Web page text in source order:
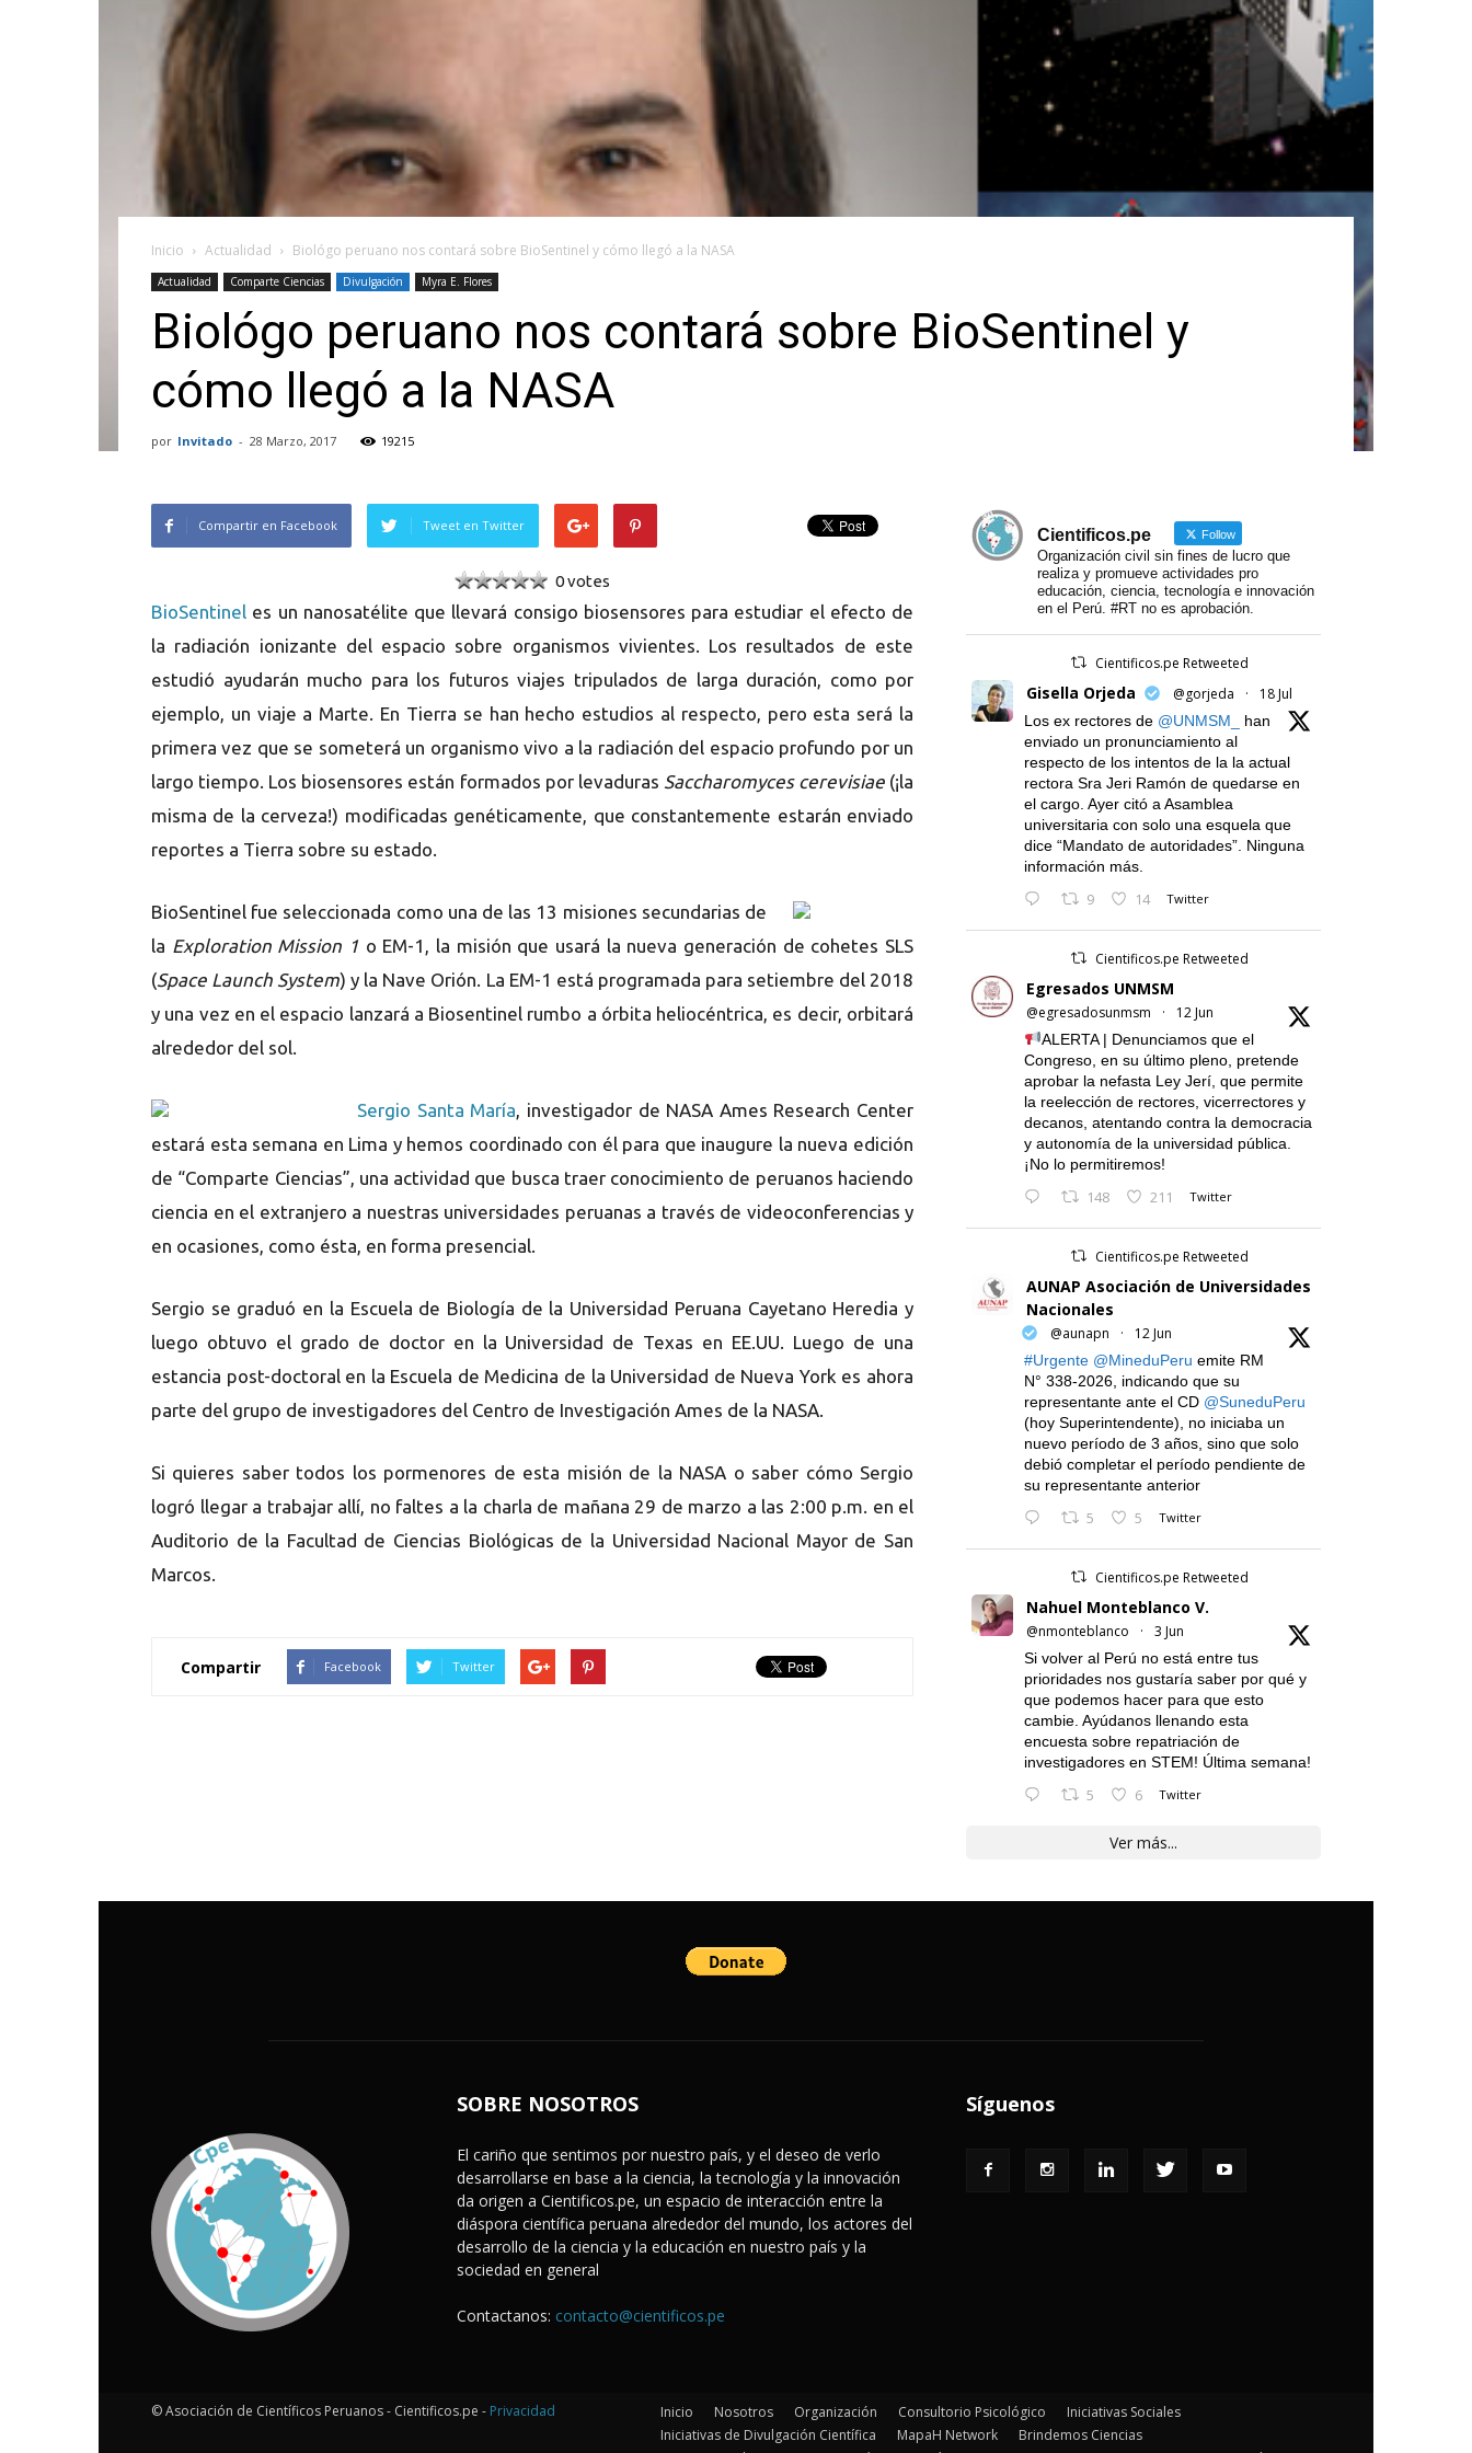
Inicio Actualidad Biológo peruano nos contará sobre BioSentinel y cómo llegó a la NASA
Actualidad Comparte Ciencias Divulgación Myra E. Flores
Biológo peruano nos contará sobre BioSentinel y
cómo llegó a la NASA
por Invitado - 28 Marzo, 2017 19215
Compartir en Facebook Tweet en Twitter
0 votes
BioSentinel es un nanosatélite que llevará consigo biosensores para estudiar el efecto de
la radiación ionizante del espacio sobre organismos vivientes. Los resultados de este
estudió ayudarán mucho para los futuros viajes tripulados de larga duración, como por
ejemplo, un viaje a Marte. En Tierra se han hecho estudios al respecto, pero esta será la
primera vez que se someterá un organismo vivo a la radiación del espacio profundo por un
largo tiempo. Los biosensores están formados por levaduras Saccharomyces cerevisiae (¡la
misma de la cerveza!) modificadas genéticamente, que constantemente estarán enviado
reportes a Tierra sobre su estado.
BioSentinel fue seleccionada como una de las 13 misiones secundarias de
la Exploration Mission 1 o EM-1, la misión que usará la nueva generación de cohetes SLS
(Space Launch System) y la Nave Orión. La EM-1 está programada para setiembre del 2018
y una vez en el espacio lanzará a Biosentinel rumbo a órbita heliocéntrica, es decir, orbitará
alrededor del sol.
Sergio Santa María, investigador de NASA Ames Research Center
estará esta semana en Lima y hemos coordinado con él para que inaugure la nueva edición
de “Comparte Ciencias”, una actividad que busca traer conocimiento de peruanos haciendo
ciencia en el extranjero a nuestras universidades peruanas a través de videoconferencias y
en ocasiones, como ésta, en forma presencial.
Sergio se graduó en la Escuela de Biología de la Universidad Peruana Cayetano Heredia y
luego obtuvo el grado de doctor en la Universidad de Texas en EE.UU. Luego de una
estancia post-doctoral en la Escuela de Medicina de la Universidad de Nueva York es ahora
parte del grupo de investigadores del Centro de Investigación Ames de la NASA.
Si quieres saber todos los pormenores de esta misión de la NASA o saber cómo Sergio
logró llegar a trabajar allí, no faltes a la charla de mañana 29 de marzo a las 2:00 p.m. en el
Auditorio de la Facultad de Ciencias Biológicas de la Universidad Nacional Mayor de San
Marcos.
Compartir Facebook Twitter
Cientificos.pe Follow
Organización civil sin fines de lucro que
realiza y promueve actividades pro
educación, ciencia, tecnología e innovación
en el Perú. #RT no es aprobación.
Cientificos.pe Retweeted
Gisella Orjeda @gorjeda · 18 Jul
Los ex rectores de @UNMSM_
han
enviado un pronunciamiento al
respecto de los intentos de la la actual
rectora Sra Jeri Ramón de quedarse en
el cargo. Ayer citó a Asamblea
universitaria con solo una esquela que
dice “Mandato de autoridades”. Ninguna
información más.
9 14 Twitter
Cientificos.pe Retweeted
Egresados UNMSM
@egresadosunmsm · 12 Jun
ALERTA | Denunciamos que el
Congreso, en su último pleno, pretende
aprobar la nefasta Ley Jerí, que permite
la reelección de rectores, vicerrectores y
decanos, atentando contra la democracia
y autonomía de la universidad pública.
¡No lo permitiremos!
148 211 Twitter
Cientificos.pe Retweeted
AUNAP Asociación de Universidades
Nacionales
@aunapn · 12 Jun
#Urgente @MineduPeru emite RM
N° 338-2026, indicando que su
representante ante el CD @SuneduPeru
(hoy Superintendente), no iniciaba un
nuevo período de 3 años, sino que solo
debió completar el período pendiente de
su representante anterior
5 5 Twitter
Cientificos.pe Retweeted
Nahuel Monteblanco V.
@nmonteblanco · 3 Jun
Si volver al Perú no está entre tus
prioridades nos gustaría saber por qué y
que podemos hacer para que esto
cambie. Ayúdanos llenando esta
encuesta sobre repatriación de
investigadores en STEM! Última semana!
5 6 Twitter
Ver más...
SOBRE NOSOTROS
El cariño que sentimos por nuestro país, y el deseo de verlo
desarrollarse en base a la ciencia, la tecnología y la innovación
da origen a Cientificos.pe, un espacio de interacción entre la
diáspora científica peruana alrededor del mundo, los actores del
desarrollo de la ciencia y la educación en nuestro país y la
sociedad en general
Contactanos: contacto@cientificos.pe
Síguenos
Inicio Nosotros Organización Consultorio Psicológico
Iniciativas Sociales
Iniciativas de Divulgación Científica
MapaH Network
Brindemos Ciencias
© Asociación de Científicos Peruanos - Cientificos.pe - Privacidad